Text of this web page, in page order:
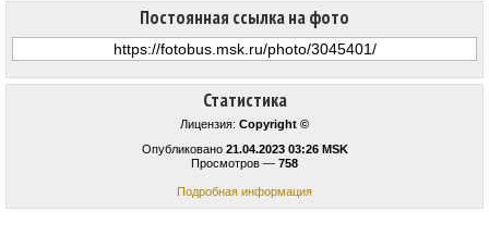
Статистика
Лицензия: Copyright ©
Опубликовано 21.04.2023 03:26 MSK
Просмотров — 758
Подробная информация
Постоянная ссылка на фото